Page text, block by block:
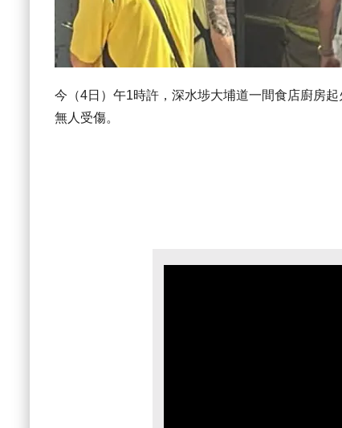
今（4日）午1時許，深水埗大埔道一間食店廚房
無人受傷。